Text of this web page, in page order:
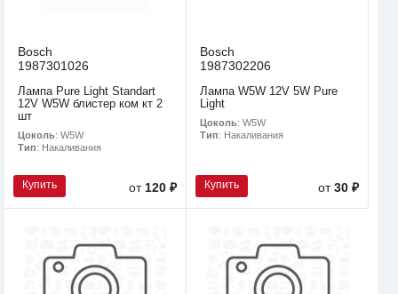
Bosch
1987301026
Лампа Pure Light Standart
12V W5W блистер ком кт 2
шт
Цоколь: W5W
Тип: Накаливания
Купить от 120 ₽
Bosch
1987302206
Лампа W5W 12V 5W Pure
Light
Цоколь: W5W
Тип: Накаливания
Купить от30 ₽